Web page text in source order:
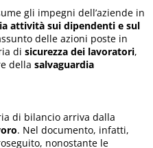
gli impegni dell’aziende in
attività sui dipendenti e sul
delle azioni poste in
disicurezza dei lavoratori,
dellasalvaguardia
di bilancio arriva dalla
. Nel documento, infatti,
nonostante le